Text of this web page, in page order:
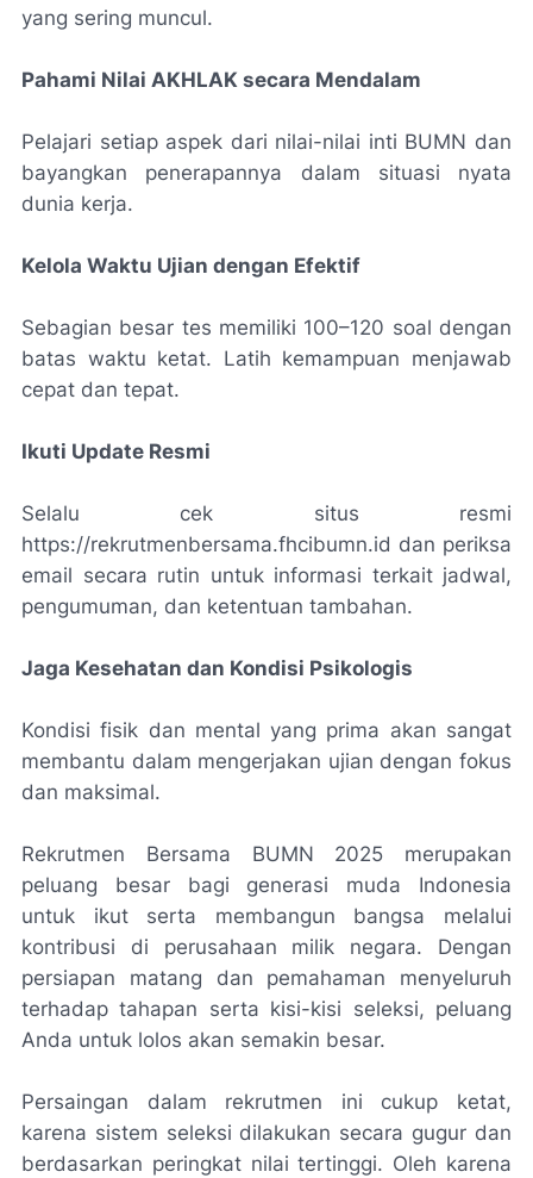
yang sering muncul.
Pahami Nilai AKHLAK secara Mendalam
Pelajari setiap aspek dari nilai-nilai inti BUMN dan
bayangkan penerapannya dalam situasi nyata
dunia kerja.
Kelola Waktu Ujian dengan Efektif
Sebagian besar tes memiliki 100–120 soal dengan
batas waktu ketat. Latih kemampuan menjawab
cepat dan tepat.
Ikuti Update Resmi
Selalu cek situs resmi
https://rekrutmenbersama.fhcibumn.id dan periksa
email secara rutin untuk informasi terkait jadwal,
pengumuman, dan ketentuan tambahan.
Jaga Kesehatan dan Kondisi Psikologis
Kondisi fisik dan mental yang prima akan sangat
membantu dalam mengerjakan ujian dengan fokus
dan maksimal.
Rekrutmen Bersama BUMN 2025 merupakan
peluang besar bagi generasi muda Indonesia
untuk ikut serta membangun bangsa melalui
kontribusi di perusahaan milik negara. Dengan
persiapan matang dan pemahaman menyeluruh
terhadap tahapan serta kisi-kisi seleksi, peluang
Anda untuk lolos akan semakin besar.
Persaingan dalam rekrutmen ini cukup ketat,
karena sistem seleksi dilakukan secara gugur dan
berdasarkan peringkat nilai tertinggi. Oleh karena